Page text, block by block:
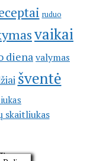
ruduo
vaikai
diena valymas
šventė